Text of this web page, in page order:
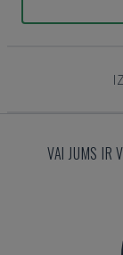
VAI JUMS IR